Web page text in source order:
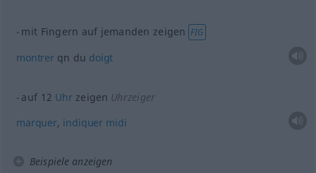
mit Fingern auf jemanden zeigen FIG
montrerqn du doigt
auf 12 Uhrzeigen Uhrzeiger
marquer, indiquer midi
Beispiele anzeigen